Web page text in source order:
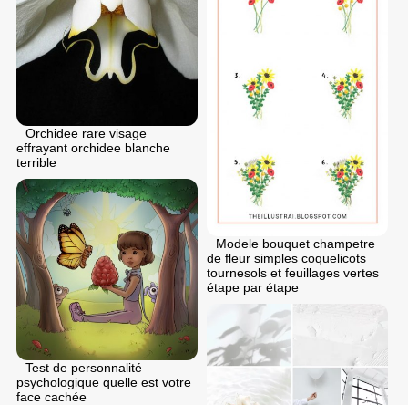
Orchidee rare visage
effrayant orchidee blanche
terrible
Modele bouquet champetre
de fleur simples coquelicots
tournesols et feuillages vertes
étape par étape
Test de personnalité
psychologique quelle est votre
face cachée